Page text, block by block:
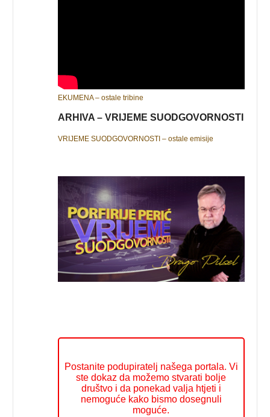
EKUMENA – ostale tribine
ARHIVA – VRIJEME SUODGOVORNOSTI
VRIJEME SUODGOVORNOSTI – ostale emisije
Postanite podupiratelj našega portala. Vi
ste dokaz da možemo stvarati bolje
društvo i da ponekad valja htjeti i
nemoguće kako bismo dosegnuli
moguće.